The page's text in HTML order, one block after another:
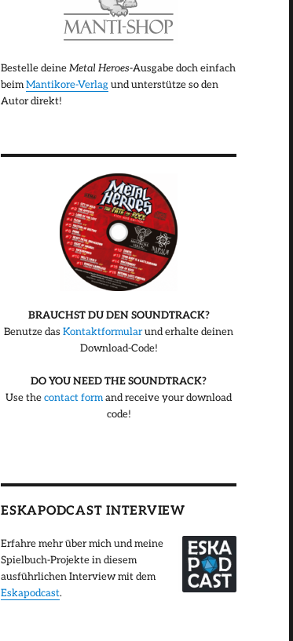
Bestelle deineMetal Heroes-Ausgabe doch einfach
beimMantikore-Verlag und unterstütze so den
Autor direkt!
BRAUCHST DU DEN SOUNDTRACK?
Benutze das Kontaktformularund erhalte deinen
Download-Code!
DO YOU NEED THE SOUNDTRACK?
Use thecontact formand receive your download
code!
ESKAPODCAST INTERVIEW
Erfahre mehr über mich und meine
Spielbuch-Projekte in diesem
ausführlichen Interview mit dem
Eskapodcast.